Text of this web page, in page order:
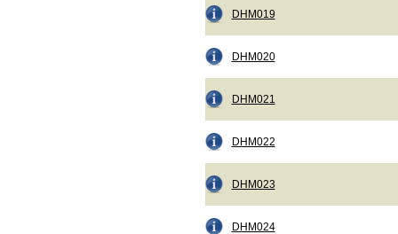
DHM019
DHM020
DHM021
DHM022
DHM023
DHM024